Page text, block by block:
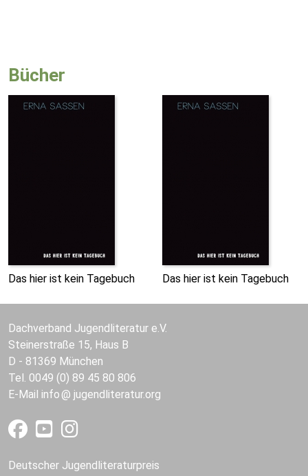
Bücher
Das hier ist kein Tagebuch Das hier ist kein Tagebuch
Dachverband Jugendliteratur e.V.
Steinerstraße 15, Haus B
D - 81369 München
Tel. 0049 (0) 89 45 80 806
E-Mail info jugendliteratur.org
Deutscher Jugendliteraturpreis